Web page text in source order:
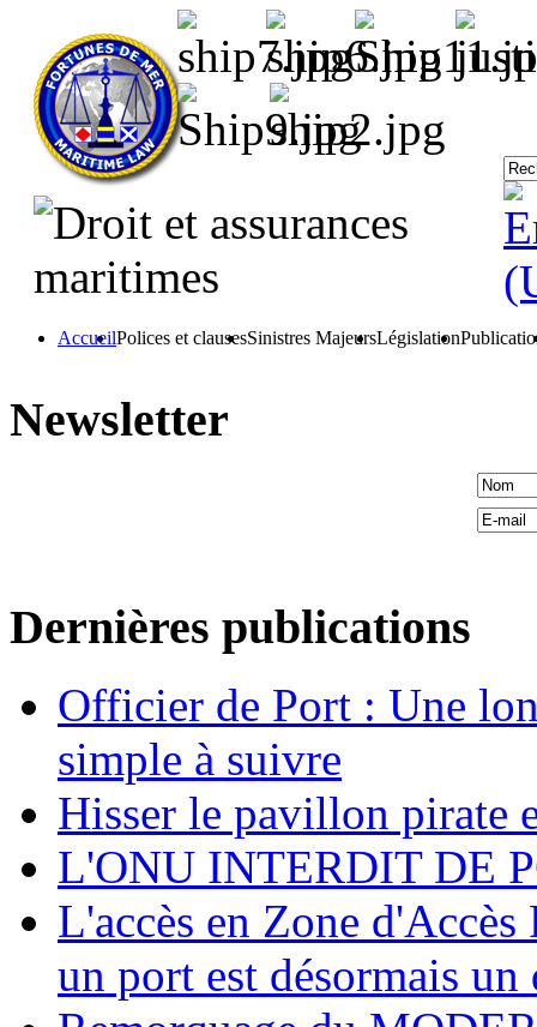
AccueilPolices et clausesSinistres MajeursLégislation
Newsletter
Dernières publications
Officier de Port : Une
simple à suivre
Hisser le pavillon pirate
L'ONU INTERDIT DE
L'accès en Zone
un port est désormais un